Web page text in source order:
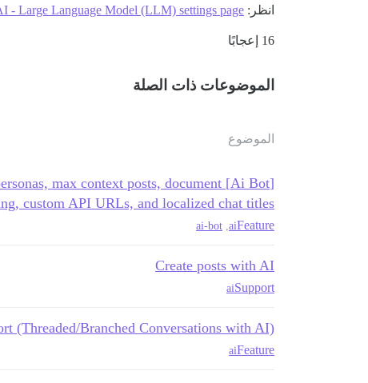
انظر: - Large Language Model (LLM) settings page
16 إعجابًا
الموضوعات ذات الصلة
الموضوع
personas, max context posts, document
custom API URLs, and localized chat titles
Feature
ai
ai-bot
Create posts with AI
Support
ai
(Threaded/Branched Conversations with AI)
Feature
ai